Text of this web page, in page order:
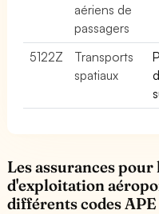
aériens de
passagers
5122Z
Transports
spatiaux
Les assurances
d'exploitation
différents codes APE